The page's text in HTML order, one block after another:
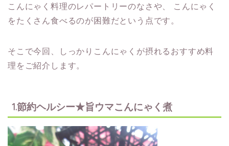
こんにゃく料理のレパートリーのなさや、
こんにゃく
をたくさん食べるのが困難だという点です。
そこで今回、しっかりこんにゃくが摂れるおすすめ料
理をご紹介します。
1.節約ヘルシー★旨ウマこんにゃく煮